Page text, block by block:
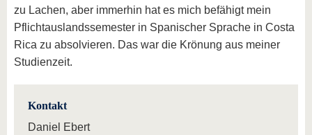
zu Lachen, aber immerhin hat es mich befähigt mein
Pflichtauslandssemester in Spanischer Sprache in Costa
Rica zu absolvieren. Das war die Krönung aus meiner
Studienzeit.
Kontakt
Daniel Ebert